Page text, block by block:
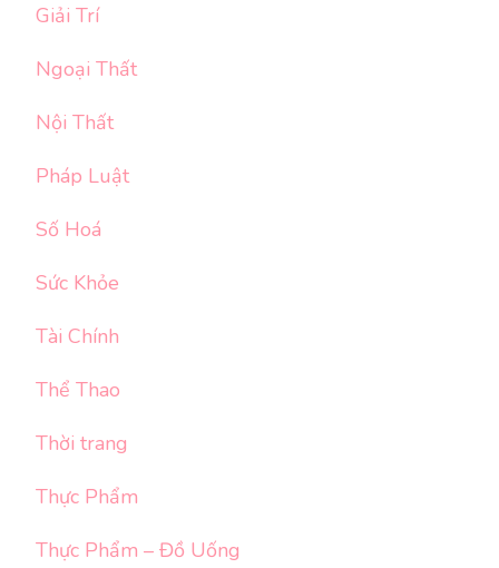
Giải Trí
Ngoại Thất
Nội Thất
Pháp Luật
Số Hoá
Sức Khỏe
Tài Chính
Thể Thao
Thời trang
Thực Phẩm
Thực Phẩm – Đồ Uống